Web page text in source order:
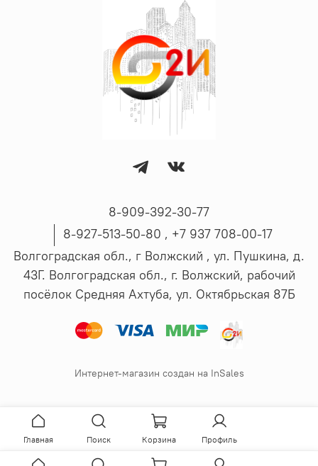
8-909-392-30-77
8-927-513-50-80 , ‪+7 937 708-00-17
Волгоградская обл., г Волжский , ул. Пушкина, д.
43Г. Волгоградская обл., г. Волжский, рабочий
посёлок Средняя Ахтуба, ул. Октябрьская 87Б
Интернет-магазин создан на InSales
Главная Поиск Корзина Профиль